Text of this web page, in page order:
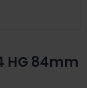
HG 84mm